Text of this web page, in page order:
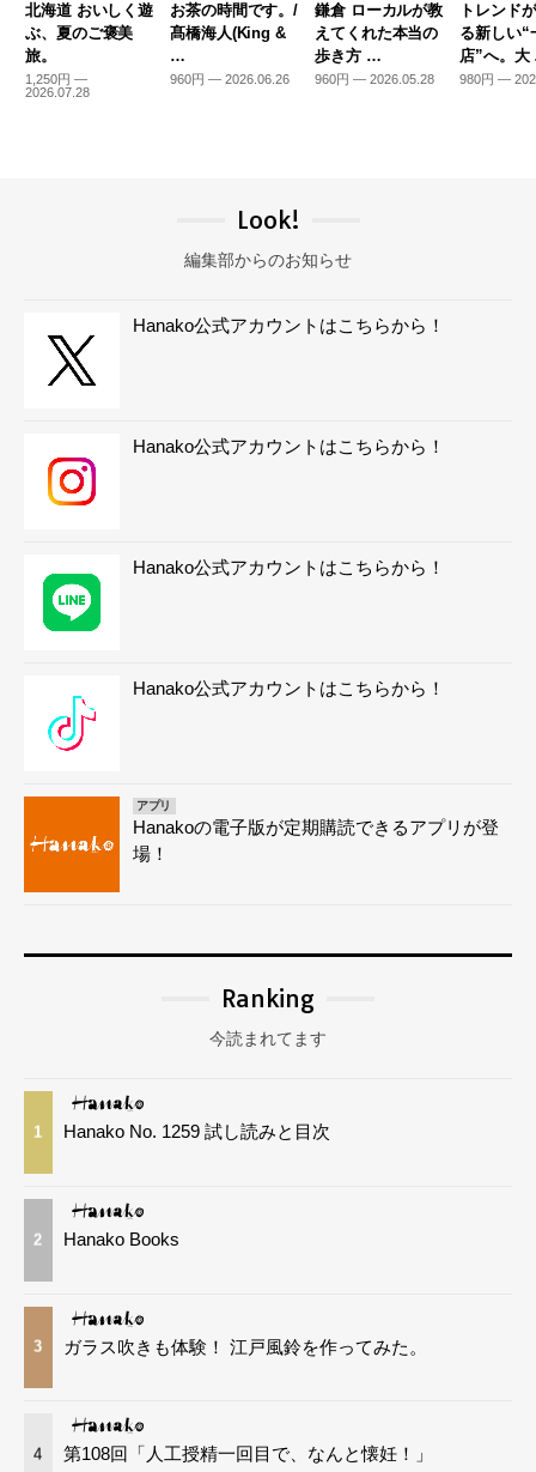
北海道 おいしく遊
ぶ、夏のご褒美
旅。
1,250円 —
2026.07.28
お茶の時間です。/
髙橋海人(King &
…
960円 — 2026.06.26
鎌倉 ローカルが教
えてくれた本当の
歩き方 …
960円 — 2026.05.28
トレンド
る新しい“
店”へ。
980円 —
Look!
編集部からのお知らせ
Hanako公式アカウントはこちらから！
Hanako公式アカウントはこちらから！
Hanako公式アカウントはこちらから！
Hanako公式アカウントはこちらから！
アプリ
Hanakoの電子版が定期購読できるアプリが登
場！
Ranking
今読まれてます
1 Hanako No. 1259 試し読みと目次
2 Hanako Books
3 ガラス吹きも体験！ 江戸風鈴を作ってみた。
4 第108回「人工授精一回目で、なんと懐妊！」